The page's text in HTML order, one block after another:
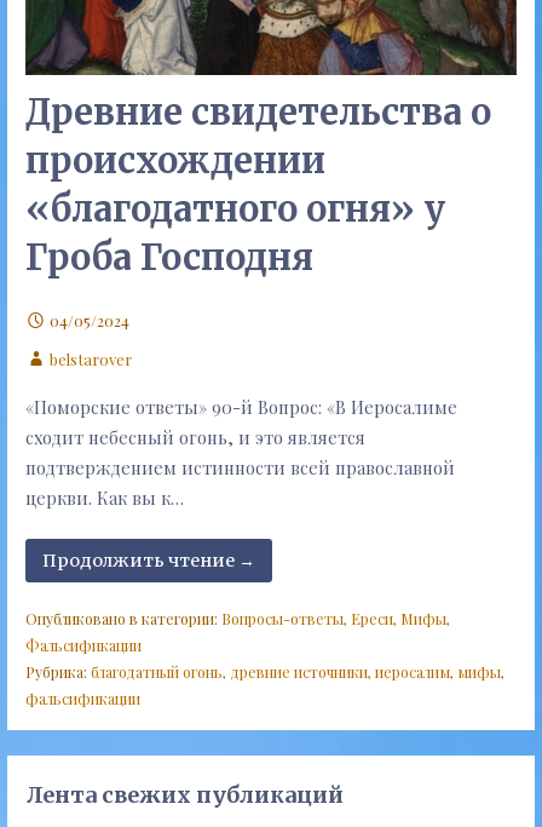
Древние свидетельства о
происхождении
«благодатного огня» у
Гроба Господня
04/05/2024
belstarover
«Поморские ответы» 90-й Вопрос: «В Иеросалиме
сходит небесный огонь, и это является
подтверждением истинности всей православной
церкви. Как вы к…
Продолжить чтение →
Опубликовано в категории: Вопросы-ответы, Ереси, Мифы,
Фальсификации
Рубрика: благодатный огонь, древние источники, иеросалим, мифы,
фальсификации
Лента свежих публикаций